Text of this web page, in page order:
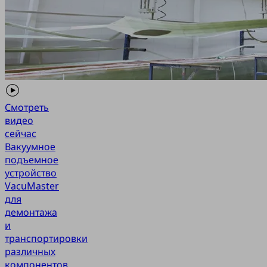
Смотреть
видео
сейчас
Вакуумное
подъемное
устройство
VacuMaster
для
демонтажа
и
транспортировки
различных